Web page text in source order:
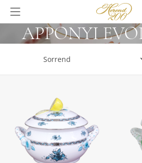
APPONYI